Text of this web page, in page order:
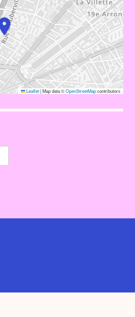
Leaflet|Map data ©OpenStreetMapcontributors